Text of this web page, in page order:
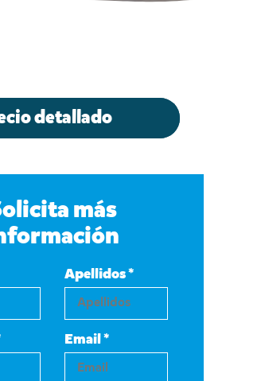
detallado
más
Apellidos *
Email *